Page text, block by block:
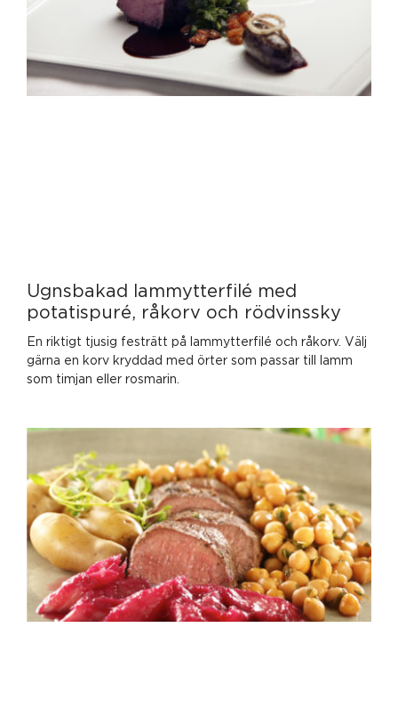
Ugnsbakad lammytterfilé med
potatispuré, råkorv och rödvinssky
En riktigt tjusig festrätt på lammytterfilé och råkorv. Välj
gärna en korv kryddad med örter som passar till lamm
som timjan eller rosmarin.